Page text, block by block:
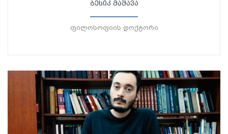
ბესიკ მაშავა
ფილოსოფიის დოქტორი